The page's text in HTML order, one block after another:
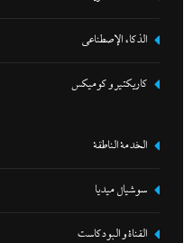
الذكاء الإصطناعي
كاريكتير و كوميكس
الخدمة الناطقة
سوشيال ميديا
القناة و البودكاست